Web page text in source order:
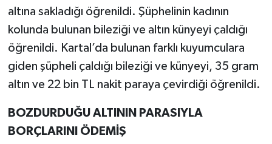
altına sakladığı öğrenildi. Şüphelinin kadının
kolunda bulunan bileziği ve altın künyeyi çaldığı
öğrenildi. Kartal’da bulunan farklı kuyumculara
giden şüpheli çaldığı bileziği ve künyeyi, 35 gram
altın ve 22 bin TL nakit paraya çevirdiği öğrenildi.
BOZDURDUĞU ALTININ PARASIYLA
BORÇLARINI ÖDEMİŞ